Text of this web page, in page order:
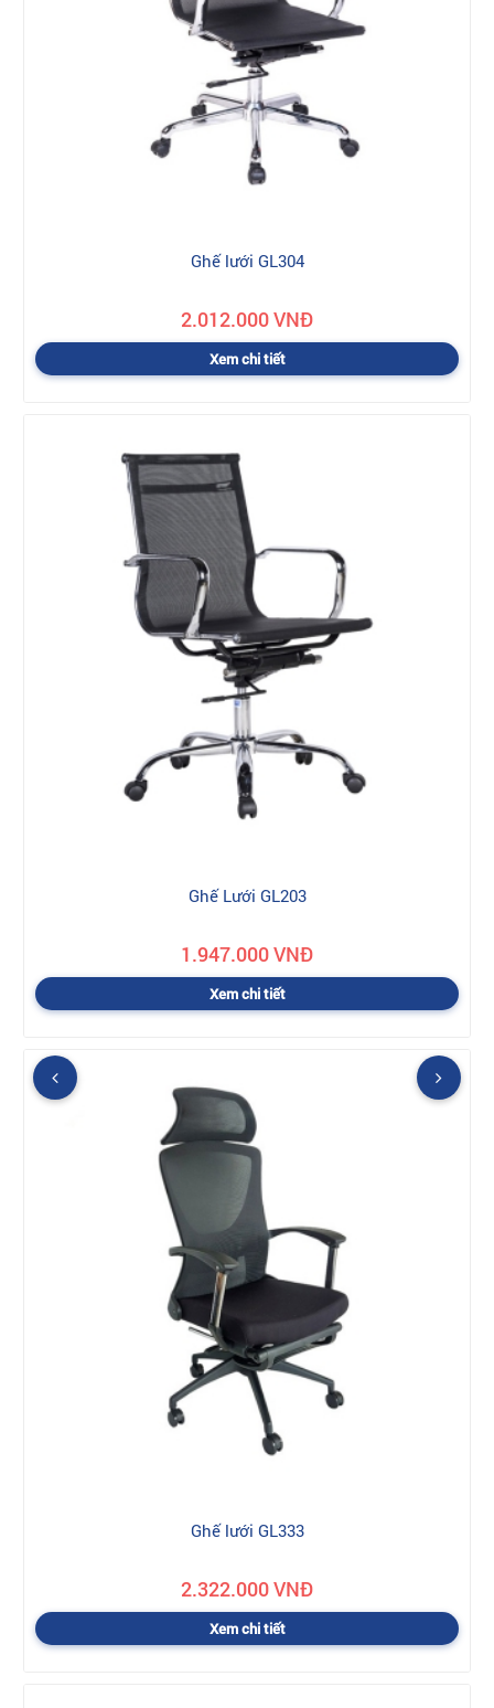
Ghế lưới GL304
2.012.000 VNĐ
Xem chi tiết
Ghế Lưới GL203
1.947.000 VNĐ
Xem chi tiết
Ghế lưới GL333
2.322.000 VNĐ
Xem chi tiết